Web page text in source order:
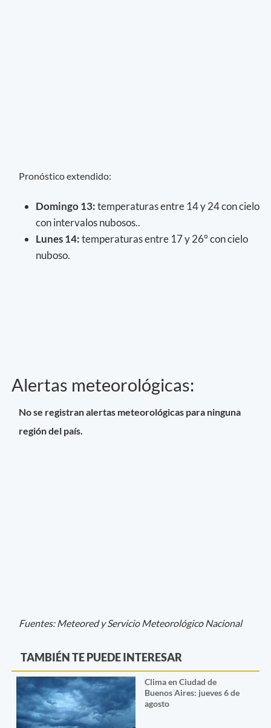
Pronóstico extendido:
Domingo 13:temperaturas entre 14 y 24 con cielo
con intervalos nubosos..
Lunes 14:temperaturas entre 17 y 26° con cielo
nuboso.
Alertas meteorológicas:
No se registran alertas meteorológicas para ninguna
región del país.
Fuentes: Meteored y Servicio Meteorológico Nacional
TAMBIÉN TE PUEDE INTERESAR
Clima en Ciudad de
Buenos Aires: jueves 6 de
agosto